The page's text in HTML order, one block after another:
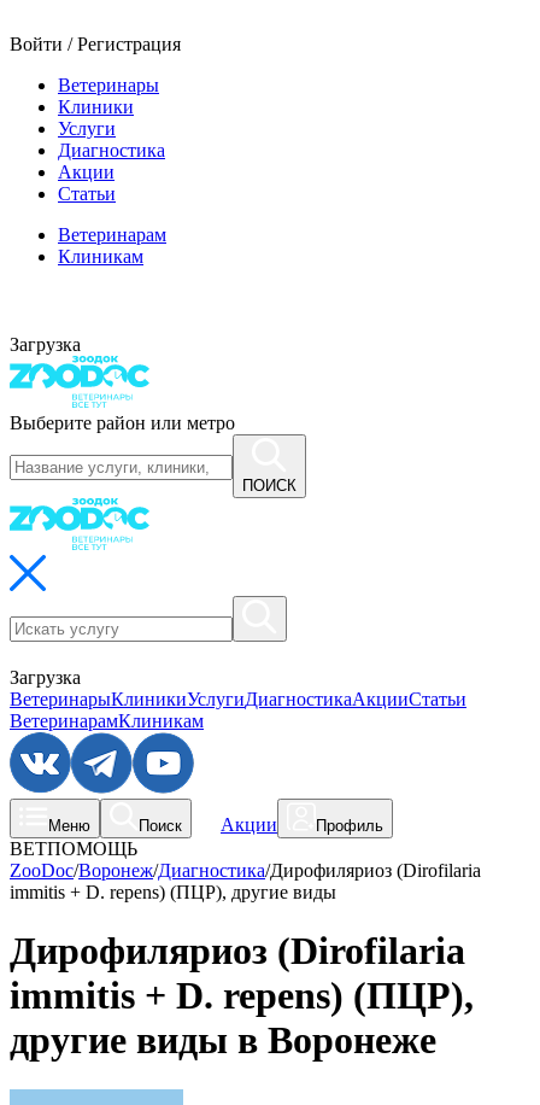
Войти / Регистрация
Ветеринары
Клиники
Услуги
Диагностика
Акции
Статьи
Ветеринарам
Клиникам
Загрузка
Выберите район или метро
ПОИСК
Загрузка
ВетеринарыКлиникиУслугиДиагностикаАкцииСтатьи
ВетеринарамКлиникам
Меню Поиск Акции Профиль
ВЕТПОМОЩЬ
ZooDoc/Воронеж/Диагностика/Дирофиляриоз (Dirofilaria
immitis + D. repens) (ПЦР), другие виды
Дирофиляриоз (Dirofilaria
immitis + D. repens) (ПЦР),
другие виды в Воронеже